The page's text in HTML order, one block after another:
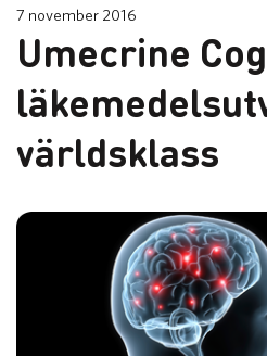
7 november 2016
Umecrine
världsklass